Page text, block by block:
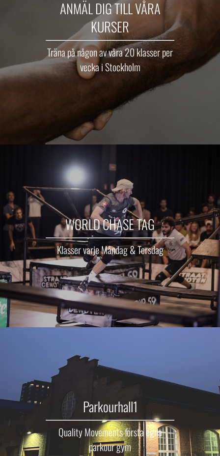
ANMÄL DIG TILL VÅRA
KURSER
Träna på någon av våra 20 klasser per
vecka i Stockholm
WORLD CHASE TAG
Klasser varje Måndag & Torsdag
Parkourhall1
Quality Movements första egna
parkour gym